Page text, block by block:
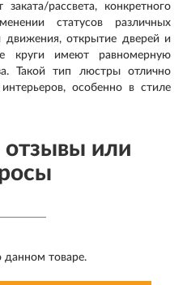
рассвета, конкретного
статусов различных
движения, открытие дверей и
круги имеют равномерную
Такой тип люстры отлично
особенно в стиле
отзывы или
данном товаре.